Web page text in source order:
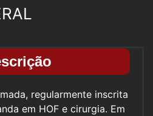
regularmente inscrita
em HOF e cirurgia. Em